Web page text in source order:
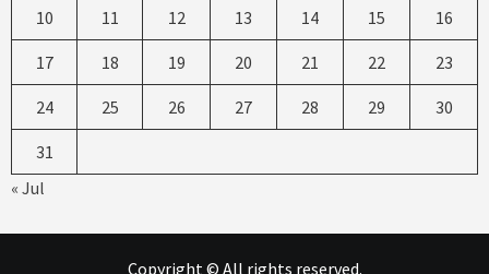
10 11 12 13 14 15 16
17 18 19 20 21 22 23
24 25 26 27 28 29 30
31
« Jul
Copyright © All rights reserved.